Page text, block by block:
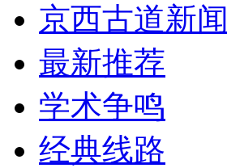
京西古道新闻
最新推荐
学术争鸣
经典线路